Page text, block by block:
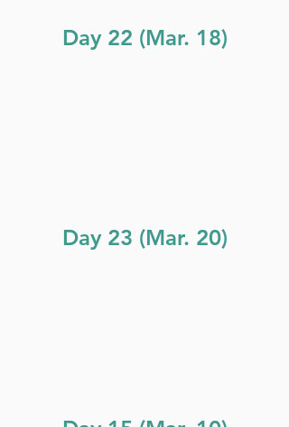
Day 22 (Mar. 18)
Day 23 (Mar. 20)